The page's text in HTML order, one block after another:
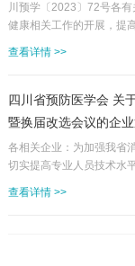
川预学〔2023〕72号各
健康相关工作的开展，提
作专题报告，并就相关领
一、参会人员1.各级疾控
校及企业等单位从事相关
查看详情 >>
四川省预防医学会 关
暨换届改选会议的企
各相关企业：为加强我省
切实提高专业人员技术水
换届改选会议，会议内容
会消毒与媒介生物控制分
关领域同仁出席会议。经
查看详情 >>